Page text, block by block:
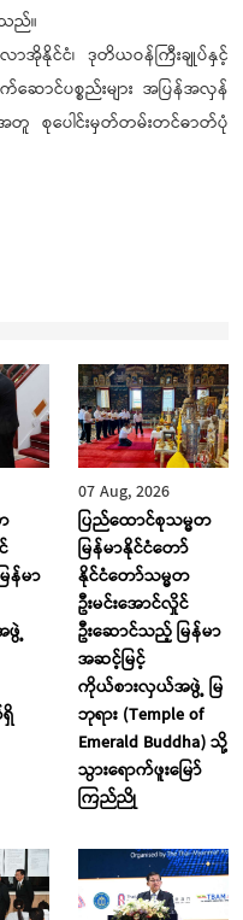
ည်။
အိုနိုင်ငံ၊ ဒုတိယဝန်ကြီးချုပ်နှင့်
ောင်ပစ္စည်းများ အပြန်အလှန်
တူ စုပေါင်းမှတ်တမ်းတင်ဓာတ်ပုံ
န်မာ
ဖွဲ့
07 Aug, 2026
ပြည်ထောင်စုသမ္မတ
မြန်မာနိုင်ငံတော်
နိုင်ငံတော်သမ္မတ
ဦးမင်းအောင်လှိုင်
ဦးဆောင်သည့် မြန်မာ
အဆင့်မြင့်
ကိုယ်စားလှယ်အဖွဲ့ မြ
ဘုရား (Temple of
Emerald Buddha) သို့
သွားရောက်ဖူးမြော်
ကြည်ညို